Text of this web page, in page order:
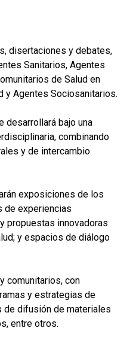
disertaciones y debates,
Sanitarios, Agentes
de Salud en
y Agentes Sociosanitarios.
desarrollará bajo una
combinando
y de intercambio
exposiciones de los
de experiencias
propuestas innovadoras
y espacios de diálogo
comunitarios, con
y estrategias de
de difusión de materiales
entre otros.